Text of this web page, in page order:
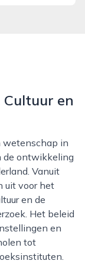
en
de ontwikkeling
Vanuit
uit voor het
en de
Het beleid
en
tot